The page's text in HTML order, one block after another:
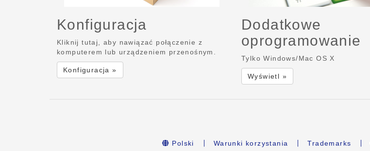
Konfiguracja
Kliknij tutaj, aby nawiązać połączenie z
komputerem lub urządzeniem przenośnym.
Konfiguracja »
Dodatkowe
oprogramowanie
Tylko Windows/Mac OS X
Wyświetl »
Polski Warunki korzystania Trademarks